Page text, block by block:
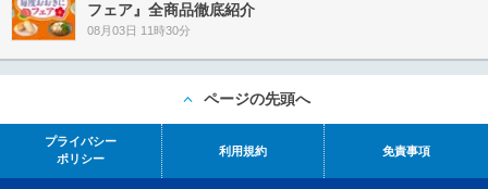
フェア』全商品徹底紹介
08月03日 11時30分
ページの先頭へ
プライバシー
ポリシー
利用規約 免責事項